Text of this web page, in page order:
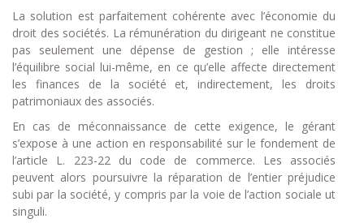
La solution est parfaitement cohérente avec l’économie du
droit des sociétés. La rémunération du dirigeant ne constitue
pas seulement une dépense de gestion ; elle intéresse
l’équilibre social lui-même, en ce qu’elle affecte directement
les finances de la société et, indirectement, les droits
patrimoniaux des associés.
En cas de méconnaissance de cette exigence, le gérant
s’expose à une action en responsabilité sur le fondement de
l’article L. 223-22 du code de commerce. Les associés
peuvent alors poursuivre la réparation de l’entier préjudice
subi par la société, y compris par la voie de l’action sociale ut
singuli.